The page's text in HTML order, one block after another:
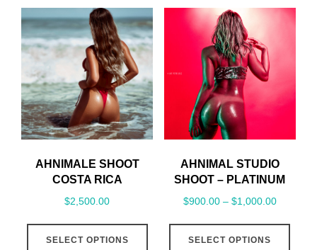
variants.
The
may
be
chosen
on
product
AHNIMALE SHOOT
COSTA RICA
$2,500.00
SELECT OPTIONS
This
product
AHNIMAL STUDIO
SHOOT – PLATINUM
$900.00 – $1,000.00Price
SELECT OPTIONS
This